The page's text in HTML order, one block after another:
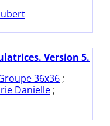
Version 5.
36x36 ;
Danielle ;